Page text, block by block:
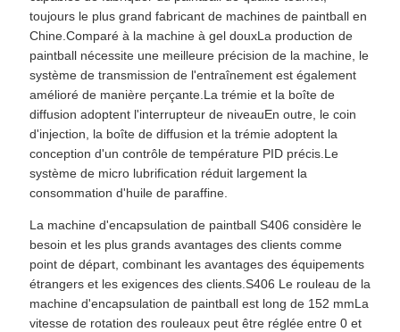
toujours le plus grand fabricant de machines de paintball en
Chine.Comparé à la machine à gel douxLa production de
paintball nécessite une meilleure précision de la machine, le
système de transmission de l'entraînement est également
amélioré de manière perçante.La trémie et la boîte de
diffusion adoptent l'interrupteur de niveauEn outre, le coin
d'injection, la boîte de diffusion et la trémie adoptent la
conception d'un contrôle de température PID précis.Le
système de micro lubrification réduit largement la
consommation d'huile de paraffine.
La machine d'encapsulation de paintball S406 considère le
besoin et les plus grands avantages des clients comme
point de départ, combinant les avantages des équipements
étrangers et les exigences des clients.S406 Le rouleau de la
machine d'encapsulation de paintball est long de 152 mmLa
vitesse de rotation des rouleaux peut être réglée entre 0 et